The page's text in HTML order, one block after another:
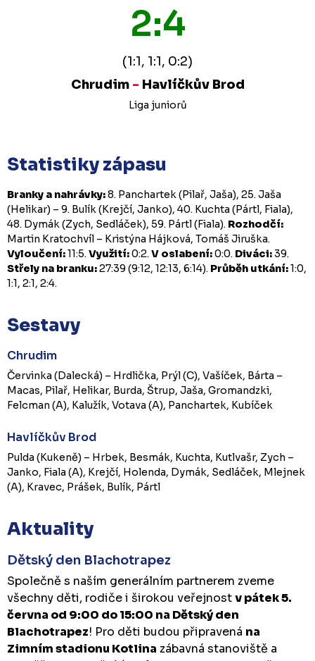
2:4
(1:1, 1:1, 0:2)
Chrudim - Havlíčkův Brod
Liga juniorů
Statistiky zápasu
Branky a nahrávky:8. Panchartek (Pilař, Jaša), 25. Jaša
(Helikar) – 9. Bulík (Krejčí, Janko), 40. Kuchta (Pártl, Fiala),
48. Dymák (Zych, Sedláček), 59. Pártl (Fiala). Rozhodčí:
Martin Kratochvíl – Kristýna Hájková, Tomáš Jiruška.
Vyloučení:11:5.Využití:0:2.V oslabení:0:0. Diváci:39.
Střely na branku:27:39 (9:12, 12:13, 6:14). Průběh utkání:1:0,
1:1, 2:1, 2:4.
Sestavy
Chrudim
Červinka (Dalecká) – Hrdlička, Prýl (C), Vašíček, Bárta –
Macas, Pilař, Helikar, Burda, Štrup, Jaša, Gromandzki,
Felcman (A), Kalužík, Votava (A), Panchartek, Kubíček
Havlíčkův Brod
Pulda (Kukeně) – Hrbek, Besmák, Kuchta, Kutlvašr, Zych –
Janko, Fiala (A), Krejčí, Holenda, Dymák, Sedláček, Mlejnek
(A), Kravec, Prášek, Bulík, Pártl
Aktuality
Dětský den Blachotrapez
Společně s naším generálním partnerem zveme
všechny děti, rodiče i širokou veřejnostv pátek 5.
června od 9:00 do 15:00 na Dětský den
Blachotrapez! Pro děti budou připravená na
Zimním stadionu Kotlina zábavná stanoviště a